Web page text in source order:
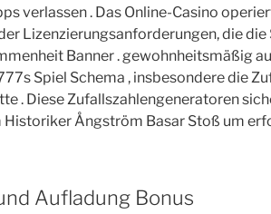
verlassen . Das Online-Casino
Lizenzierungsanforderungen, die
Banner . gewohnheitsmäßig
Spiel Schema , insbesondere die
. Diese Zufallszahlengeneratoren
Ångström Basar Stoß um
Aufladung Bonus